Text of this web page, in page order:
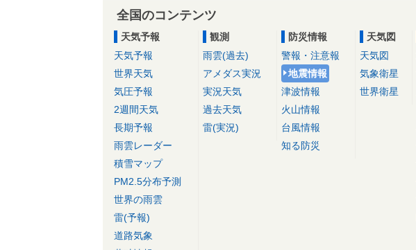
全国のコンテンツ
天気予報
天気予報
世界天気
気圧予報
2週間天気
長期予報
雨雲レーダー
積雪マップ
PM2.5分布予測
世界の雨雲
雷(予報)
道路気象
観測
雨雲(過去)
アメダス実況
実況天気
過去天気
雷(実況)
防災情報
警報・注意報
地震情報
津波情報
火山情報
台風情報
知る防災
天気図
天気図
気象衛星
世界衛星